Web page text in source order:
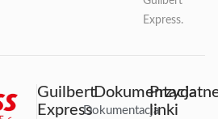
Express.
Guilbert
Express
Dokumentacja
Dokumentacjalinki